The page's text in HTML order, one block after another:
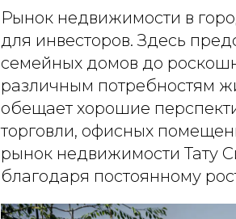
Рынок недвижимости в
для инвесторов. Здесь
семейных домов до
различным потребностям
обещает хорошие
торговли, офисных
рынок недвижимости Тату
благодаря постоянному